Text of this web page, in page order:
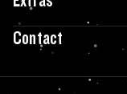
Contact